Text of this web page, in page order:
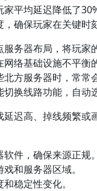
平均延迟降低了
确保玩家在关键时
务器布局，将玩
络基础设施不平衡
方服务器时，常
换线路功能，自动
迟高、掉线频繁
件，确保来源正规。
和服务器区域。
稳定性变化。